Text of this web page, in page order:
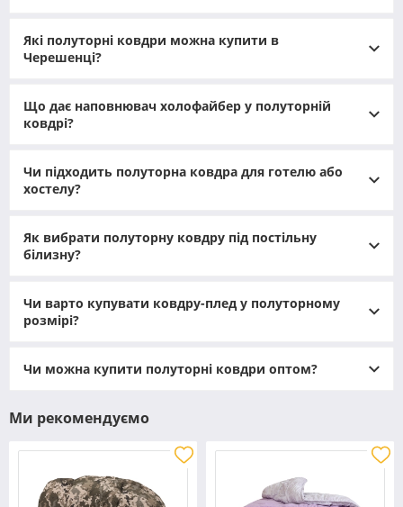
модель - від легкого літнього до теплого зимового
Полуторний формат - це не просто “щось між
односпальним і двоспальним”, а чітко розрахований
Які полуторні ковдри можна купити в
Черешенці?
Що дає наповнювач холофайбер у полуторній
ковдрі?
Чи підходить полуторна ковдра для готелю або
хостелу?
Як вибрати полуторну ковдру під постільну
білизну?
Чи варто купувати ковдру-плед у полуторному
розмірі?
Чи можна купити полуторні ковдри оптом?
Ми рекомендуємо